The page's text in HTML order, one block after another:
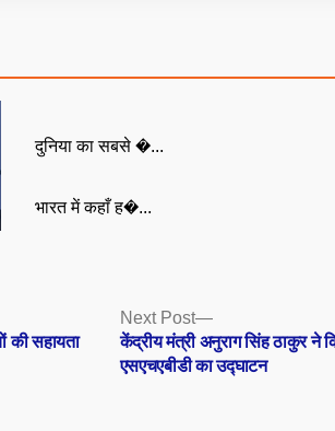
दुनिया का सबसे �...
भारत में कहाँ ह�...
की सहायता
Next Post
Next
post:
केंद्रीय मंत्री अनुराग सिंह ठाकुर ने
एसएचएबीडी का उद्घाटन